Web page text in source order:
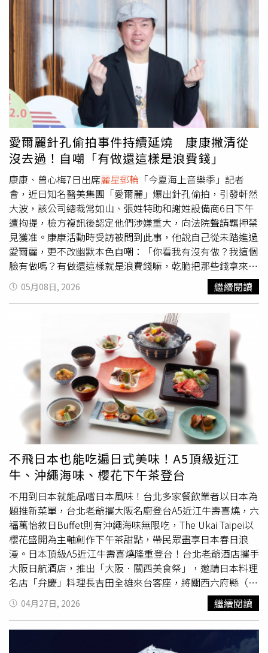
進錄音室剪接製作表演歌曲。（圖／
麗星郵輪
行，陳美鳳也帶了哥哥、嫂嫂、姊姊等4位親友同行，過去
就很常當「主揪」帶家族旅遊的她，去年甚至曾組了30人的
大家庭旅行團前往大阪。而在郵輪上時常被粉絲認出、要求
合照，陳美鳳展現一貫的親民作風，直言就算素顏也完全沒
問題。每次聽到粉絲小心翼翼詢問「方便合照嗎？」她都會
帶著招牌笑容開心回應：「超方便！」巨星風範圈粉無數。
當郵輪不再只是前往目的地的方式，而逐漸成為旅程本身最
重要的體驗，娛樂內容正成為旅客選擇郵輪的重要因素之
一。麗星郵輪2.0持續透過演唱會、親子活動、主題派對及
分齡化娛樂內容，打造從登船開始便充滿驚喜與回憶的渡假
體驗。隨著暑假旅遊旺季即將到來，麗星郵輪同步推出618
年中慶優惠，首次針對暑假5晚以上航程祭出第三人0元方
案。旅客於6月30日前完成指定航程訂購，另可享每人每晚
最高新台幣800元餐飲消費金優惠，每房最高可享新台幣
11,200元。
（圖／麗星夢郵輪提供）《Forever Broadway》演出陣容
匯集 匯集來自紐約及倫敦的國際知名創作團隊與表演者，
由獲獎百老匯製作人 Simone Genatt 與 Marc Routh 領銜，
並由導演兼編舞 James Gray 及副導演、副編舞 Naomi
Kakuk 共同參與創作，還有接受國際專業訓練的百老匯演
員，也有麗星夢兩大品牌星夢郵輪及
麗星郵輪船隊駐場娛樂
表演團隊中精心挑選的優秀演藝人才。麗星夢總裁吳明發先
生表示：「現場娛樂體驗不斷演進，如今的旅客希望在熟悉
的基礎上，獲得以全新方式重新演繹的精彩體驗。透過與百
老匯亞洲國際的合作，我們將百老匯經典音樂劇帶上海上舞
台，結合百老匯專業人才與我們的駐船表演團隊，以及麗星
夢的創意製作能力，為賓客呈現真正獨一無二的體驗。」
愛爾麗針孔偷拍事件持續延燒 康康撇清從
沒去過！自嘲「有做還這樣是浪費錢」
康康、曾心梅7日出席麗星郵輪 「今夏海上音樂季」記者
會，近日知名醫美集團「愛爾麗」爆出針孔偷拍，引發軒然
大波，該公司總裁常如山、張姓特助和謝姓設備商6日下午
遭拘提，檢方複訊後認定他們涉嫌重大，向法院聲請羈押禁
見獲准。康康活動時受訪被問到此事，他說自己從未踏進過
愛爾麗，更不改幽默本色自嘲：「你看我有沒有做？我這個
臉有做嗎？有做還這樣就是浪費錢嘛，乾脆把那些錢拿來坐
麗星郵輪
。」一席話讓全場笑翻。康康（左）與曾心梅
（右）7日出席記者會。（圖／
提供）曾心梅則提
到自己過去曾跨足餐飲副業，但最後因經營不順收店，加上
長時間將重心放在副業，導致4、5年間鮮少登台演唱，嗓音
狀況也因此亮起紅燈。她坦言，那段期間曾四處求醫卻始終
找不到真正原因，「痛苦1年多，但就是使不上力」，後來
透過藥物與持續調養，狀況才逐漸改善，目前也固定接受發
聲訓練，希望把歌唱狀態調整回最佳水準。談到即將到來的
郵輪演出，康康表示過去其實已有海上表演經驗，這次更打
算帶家人同行，希望除了工作，也能好好享受難得假期，
「只要看到孩子跟觀眾開心，我就會很有成就感」。曾心梅
則對暌違近10年再度登上麗星郵輪感到相當興奮，預計準備
長達1小時的精彩演出，以國語、台語及英文經典老歌陪伴
旅客共度海上時光。麗星郵輪推出「今夏海上音樂季」，邀
請多位重量級藝人輪番登船演出。其中，「台灣最美歐巴
桑」陳美鳳將率領霸氣樂團於6月7日航次率先開唱；7月12
日由金曲歌后曾心梅接棒登台；壓軸則由綜藝天王康康於8
月9日演出。此外，6月指定6天5晚航次同步祭出「買4晚送
1晚」優惠，讓旅客能以更輕鬆的方式，一次享受海上音
樂、美食與日本假期。
05月08日, 2026 繼續閱讀
不飛日本也能吃遍日式美味！A5頂級近江
牛、沖繩海味、櫻花下午茶登台
不用到日本就能品嚐日本風味！台北多家餐飲業者以日本為
題推新菜單，台北老爺攜大阪名廚登台A5近江牛壽喜燒，六
福萬怡敘日Buffet則有沖繩海味無限吃，The Ukai Taipei以
櫻花盛開為主軸創作下午茶甜點，帶民眾盡享日本春日浪
漫。日本頂級A5近江牛壽喜燒隆重登台！台北老爺酒店攜手
大阪日航酒店，推出「大阪．關西美食祭」，邀請日本料理
名店「弁慶」料理長吉田全雄來台客座，將關西六府縣（大
阪、京都、滋賀、奈良、和歌山、兵庫）的料理精華，以完
整會席形式搬上台北老爺餐桌。此次最大亮點為選用日本三
大和牛之一的滋賀縣A5頂級近江牛，近江牛是日本最古老的
和牛品種之一，擁有超過400年歷史，A5等級的BMS12油花
04月27日, 2026 繼續閱讀